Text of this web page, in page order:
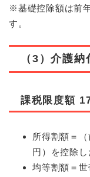
※基礎控除額は前
す。
（3）介護
課税限度額
所得割額＝
円）を控除
均等割額＝